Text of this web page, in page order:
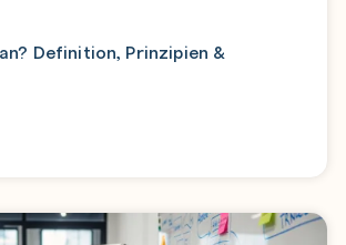
Definition, Prinzipien &